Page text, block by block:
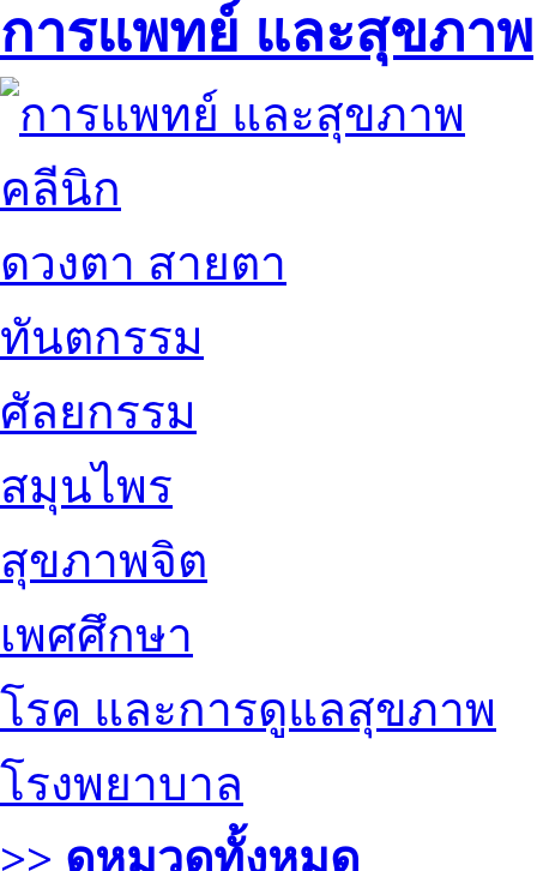
การแพทย์ และสุขภาพ
คลีนิก
ดวงตา สายตา
ทันตกรรม
ศัลยกรรม
สมุนไพร
สุขภาพจิต
เพศศึกษา
โรค และการดูแลสุขภาพ
โรงพยาบาล
>> ดูหมวดทั้งหมด